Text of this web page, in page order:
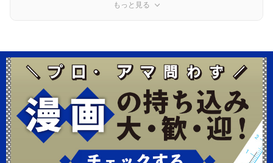
もっと見る